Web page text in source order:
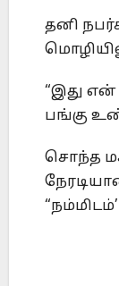
தனி
“இது என்
பங்கு
சொந்த